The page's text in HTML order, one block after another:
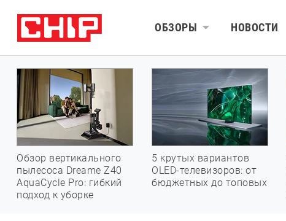
ОБЗОРЫ НОВОСТИ
Обзор вертикального
пылесоса Dreame Z40
AquaCycle Pro: гибкий
подход к уборке
5 крутых вариантов
OLED-телевизоров: от
бюджетных до топовых